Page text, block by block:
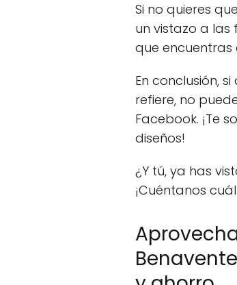
Si no quieres
un vistazo a las
que
En conclusión,
refiere, no
Facebook. ¡Te
diseños!
¿Y tú, ya has
¡Cuéntanos